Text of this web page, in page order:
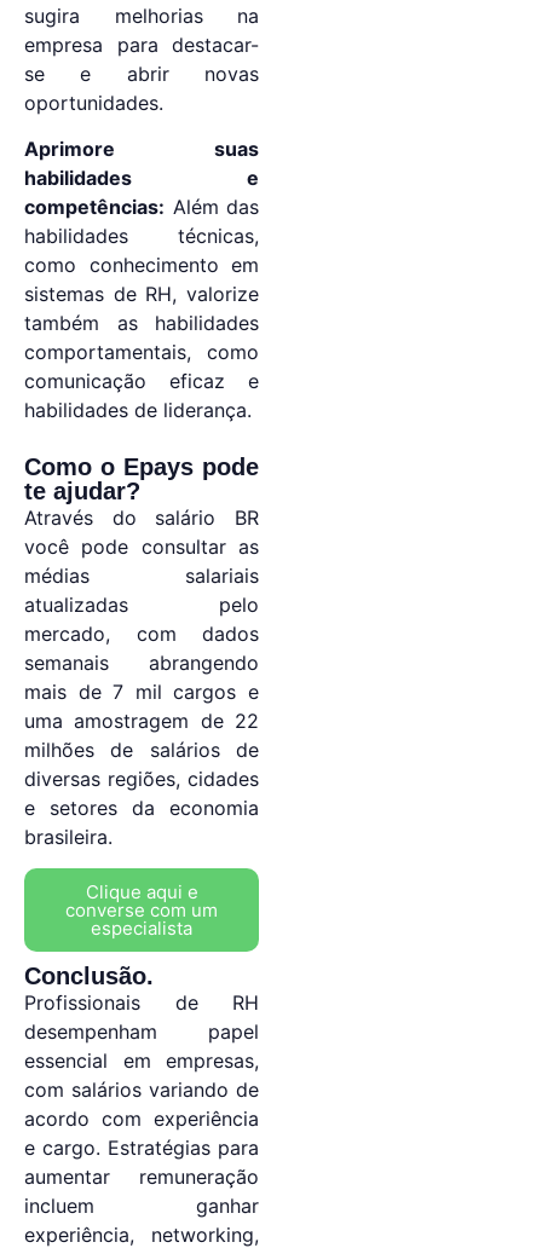
sugira melhorias na
empresa para destacar-
se e abrir novas
oportunidades.
Aprimore suas
habilidades e
competências: Além das
habilidades técnicas,
como conhecimento em
sistemas de RH, valorize
também as habilidades
comportamentais, como
comunicação eficaz e
habilidades de liderança.
Como o Epays pode
te ajudar?
Através do salário BR
você pode consultar as
médias salariais
atualizadas pelo
mercado, com dados
semanais abrangendo
mais de 7 mil cargos e
uma amostragem de 22
milhões de salários de
diversas regiões, cidades
e setores da economia
brasileira.
Clique aqui e
converse com um
especialista
Conclusão.
Profissionais de RH
desempenham papel
essencial em empresas,
com salários variando de
acordo com experiência
e cargo. Estratégias para
aumentar remuneração
incluem ganhar
experiência, networking,